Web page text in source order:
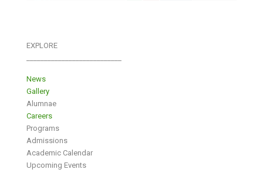
EXPLORE
News
Gallery
Alumnae
Careers
Programs
Admissions
Academic Calendar
Upcoming Events